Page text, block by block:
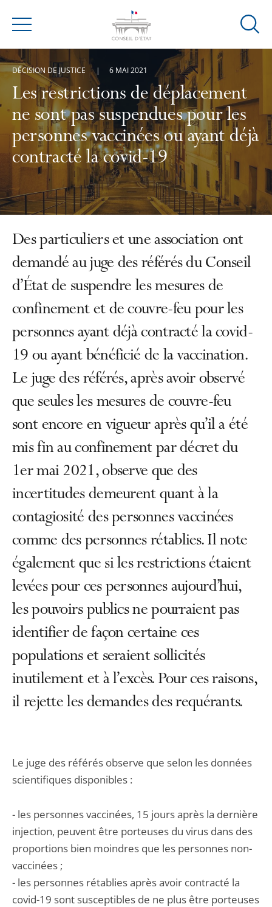
Menu
Ouvrir
de
Les restrictions de déplacement
ne sont pas suspendues pour les
personnes vaccinées ou ayant déjà
contracté la covid-19
DÉCISION DE JUSTICE 6 MAI 2021
Des particuliers et une association ont
demandé au juge des référés du Conseil
d’État de suspendre les mesures de
confinement et de couvre-feu pour les
personnes ayant déjà contracté la covid-
19 ou ayant bénéficié de la vaccination.
Le juge des référés, après avoir observé
que seules les mesures de couvre-feu
sont encore en vigueur après qu’il a été
mis fin au confinement par décret du
1er mai 2021, observe que des
incertitudes demeurent quant à la
contagiosité des personnes vaccinées
comme des personnes rétablies. Il note
également que si les restrictions étaient
levées pour ces personnes aujourd’hui,
les pouvoirs publics ne pourraient pas
identifier de façon certaine ces
populations et seraient sollicités
inutilement et à l’excès. Pour ces raisons,
il rejette les demandes des requérants.
Le juge des référés observe que selon les données
scientifiques disponibles :
- les personnes vaccinées, 15 jours après la dernière
injection, peuvent être porteuses du virus dans des
proportions bien moindres que les personnes non-
vaccinées ;
- les personnes rétablies après avoir contracté la
covid-19 sont susceptibles de ne plus être porteuses